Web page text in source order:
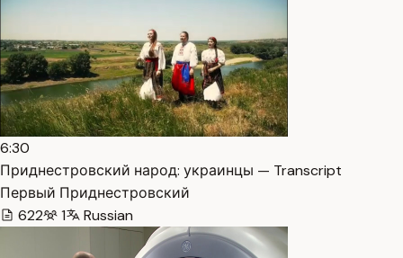
6:30
Приднестровский народ: украинцы — Transcript
Первый Приднестровский
622
1 Russian